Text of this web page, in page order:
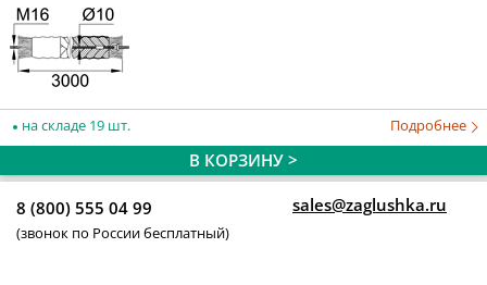
на складе 19 шт. Подробнее
В КОРЗИНУ >
8 (800) 555 04 99
(звонок по России бесплатный)
sales@zaglushka.ru